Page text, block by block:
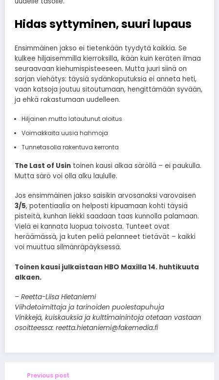
Hidas syttyminen, suuri lupaus
Ensimmäinen jakso ei tietenkään tyydytä kaikkia. Se
kulkee hiljaisemmilla kierroksilla, ikään kuin keräten ilmaa
seuraavaan kiehumispisteeseen. Mutta juuri siinä on
sarjan viehätys: täysiä sydänkoputuksia ei anneta heti,
vaan katsoja joutuu sitoutumaan, hengittämään syvään,
ja ehkä rakastumaan uudelleen.
Hiljainen mutta latautunut aloitus
Voimakkaita uusia hahmoja
Tunnetasolla rakentuva kerronta
The Last of Usin toinen kausi alkaa säröllä – ei paukulla.
Mutta särö voi olla alku laululle.
Jos ensimmäinen jakso saisikin arvosanaksi varovaisen
3/5, potentiaalia on helposti kipuamaan kohti täysiä
pisteitä, kunhan liekki saadaan taas kunnolla palamaan.
Vielä ei kannata luopua toivosta. Tunteet ovat
heräämässä, ja kuten peliä pelanneet tietävät – kaikki
voi muuttua silmänräpäyksessä.
Toinen kausi julkaistaan HBO Maxilla 14. huhtikuuta
alkaen.
– Reetta-Liisa Hietaniemi
Viihdetoimittaja ja tarinoiden puolestapuhuja
Vinkkejä, kuiskauksia ja kulttimainintoja otetaan vastaan
osoitteessa: reetta.hietaniemi@fakemedia.fi
Previous post